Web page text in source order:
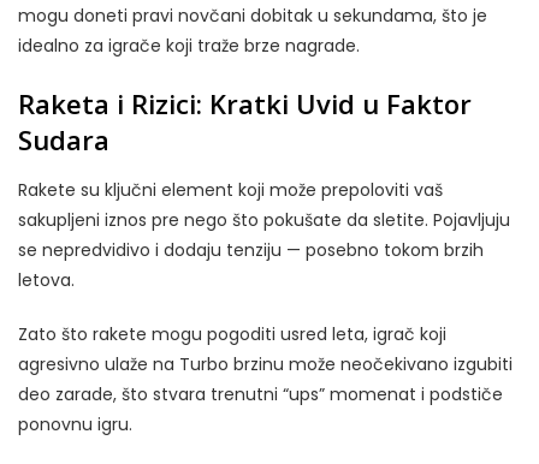
mogu doneti pravi novčani dobitak u sekundama, što je
idealno za igrače koji traže brze nagrade.
Raketa i Rizici: Kratki Uvid u Faktor
Sudara
Rakete su ključni element koji može prepoloviti vaš
sakupljeni iznos pre nego što pokušate da sletite. Pojavljuju
se nepredvidivo i dodaju tenziju — posebno tokom brzih
letova.
Zato što rakete mogu pogoditi usred leta, igrač koji
agresivno ulaže na Turbo brzinu može neočekivano izgubiti
deo zarade, što stvara trenutni “ups” momenat i podstiče
ponovnu igru.